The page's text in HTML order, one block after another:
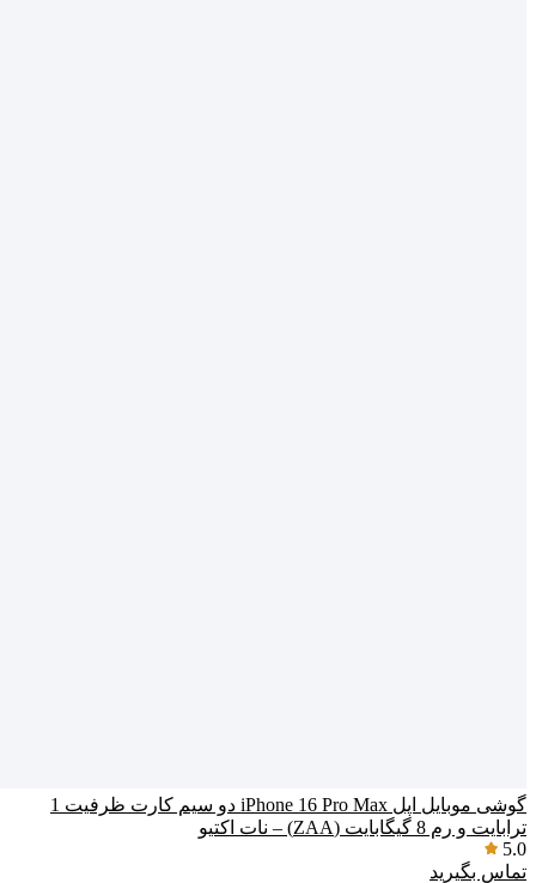
گوشی موبایل اپل iPhone 16 Pro Max دو سیم کارت ظرفیت 1
ترابایت و رم 8 گیگابایت (ZAA) – نات اکتیو
5.0
تماس بگیرید